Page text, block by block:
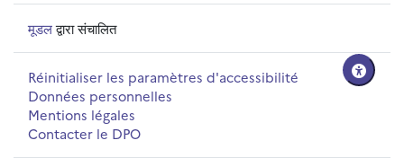
मूडलद्वारा संचालित
Réinitialiser les paramètres d'accessibilité
Données personnelles
Mentions légales
Contacter le DPO